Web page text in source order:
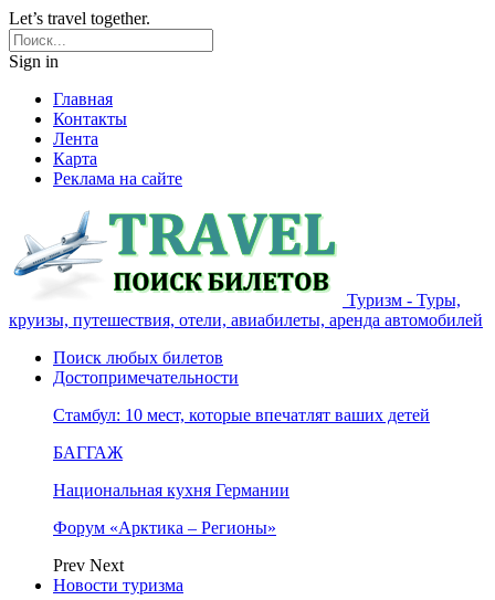
Let’s travel together.
Sign in
Главная
Контакты
Лента
Карта
Реклама на сайте
Туризм - Туры,
круизы, путешествия, отели, авиабилеты, аренда автомобилей
Поиск любых билетов
Достопримечательности
Стамбул: 10 мест, которые впечатлят ваших детей
БАГГАЖ
Национальная кухня Германии
Форум «Арктика – Регионы»
Prev Next
Новости туризма